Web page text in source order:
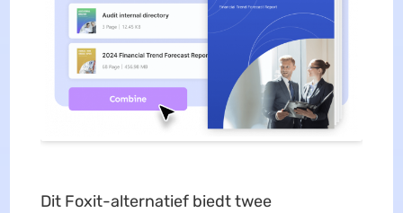
Dit Foxit-alternatief biedt twee